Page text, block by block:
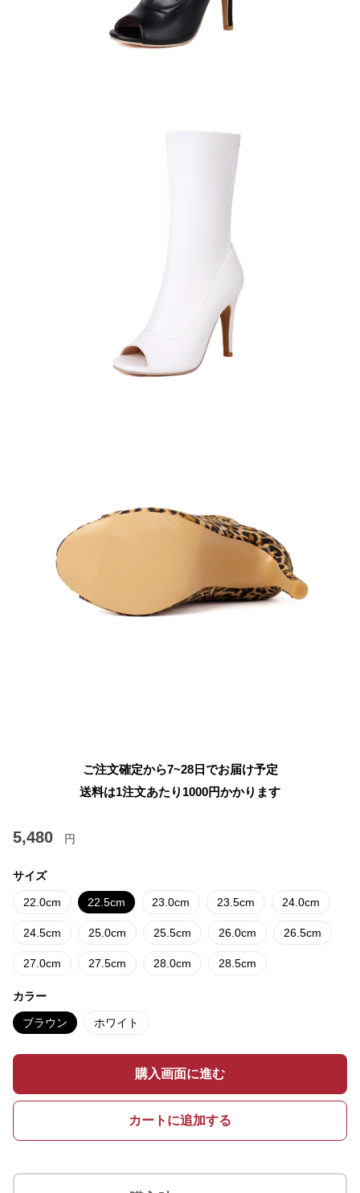
ご注文確定から7~28日でお届け予定
送料は1注文あたり 1000円かかります
5,480 円
サイズ
22.0cm 22.5cm 23.0cm 23.5cm 24.0cm
24.5cm 25.0cm 25.5cm 26.0cm 26.5cm
27.0cm 27.5cm 28.0cm 28.5cm
カラー
ブラウン ホワイト
購入画面に進む
カートに追加する